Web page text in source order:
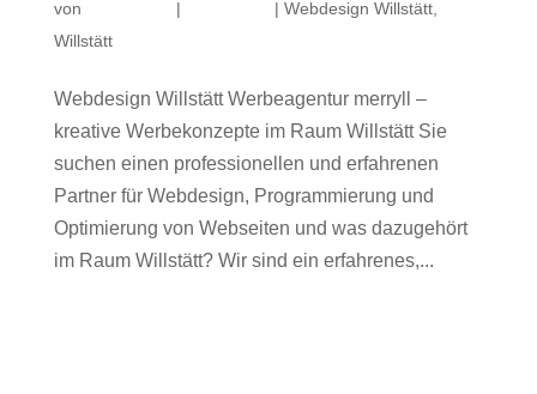
von | | Webdesign Willstätt,
Willstätt
Webdesign Willstätt Werbeagentur merryll –
kreative Werbekonzepte im Raum Willstätt Sie
suchen einen professionellen und erfahrenen
Partner für Webdesign, Programmierung und
Optimierung von Webseiten und was dazugehört
im Raum Willstätt? Wir sind ein erfahrenes,...